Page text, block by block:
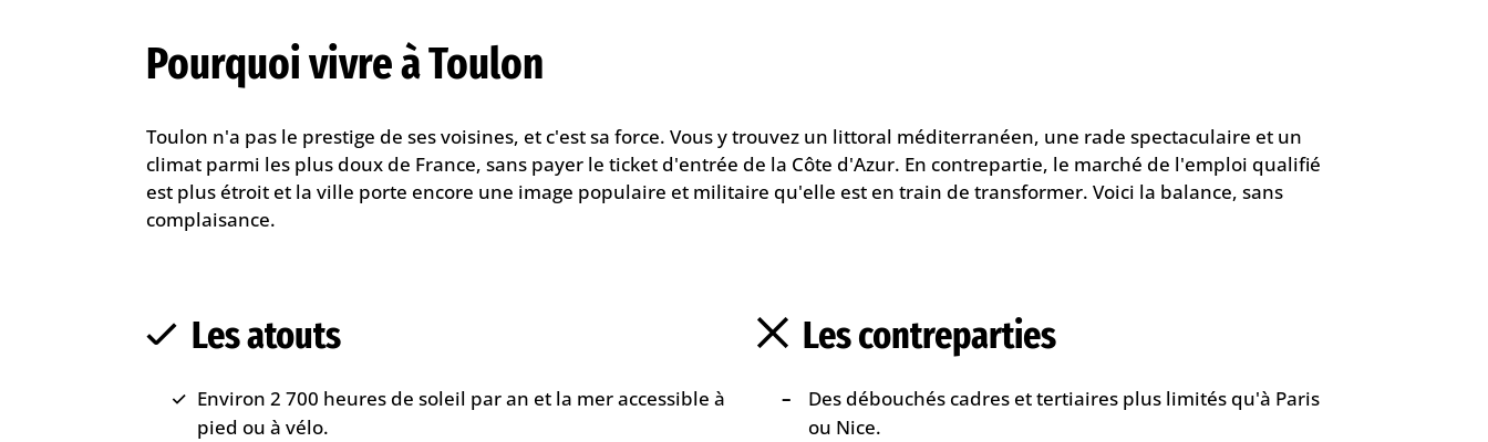
Pourquoi vivre à Toulon
Toulon n'a pas le prestige de ses voisines, et c'est sa force. Vous y trouvez un littoral méditerranéen, une rade spectaculaire et un
climat parmi les plus doux de France, sans payer le ticket d'entrée de la Côte d'Azur. En contrepartie, le marché de l'emploi qualifié
est plus étroit et la ville porte encore une image populaire et militaire qu'elle est en train de transformer. Voici la balance, sans
complaisance.
Les atouts
Environ 2 700 heures de soleil par an et la mer accessible à
pied ou à vélo.
Les contreparties
Des débouchés cadres et tertiaires plus limités qu'à Paris
ou Nice.